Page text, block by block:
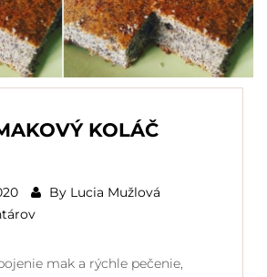
KOLÁČ
By Lucia Mužlová
mak a rýchle pečenie,